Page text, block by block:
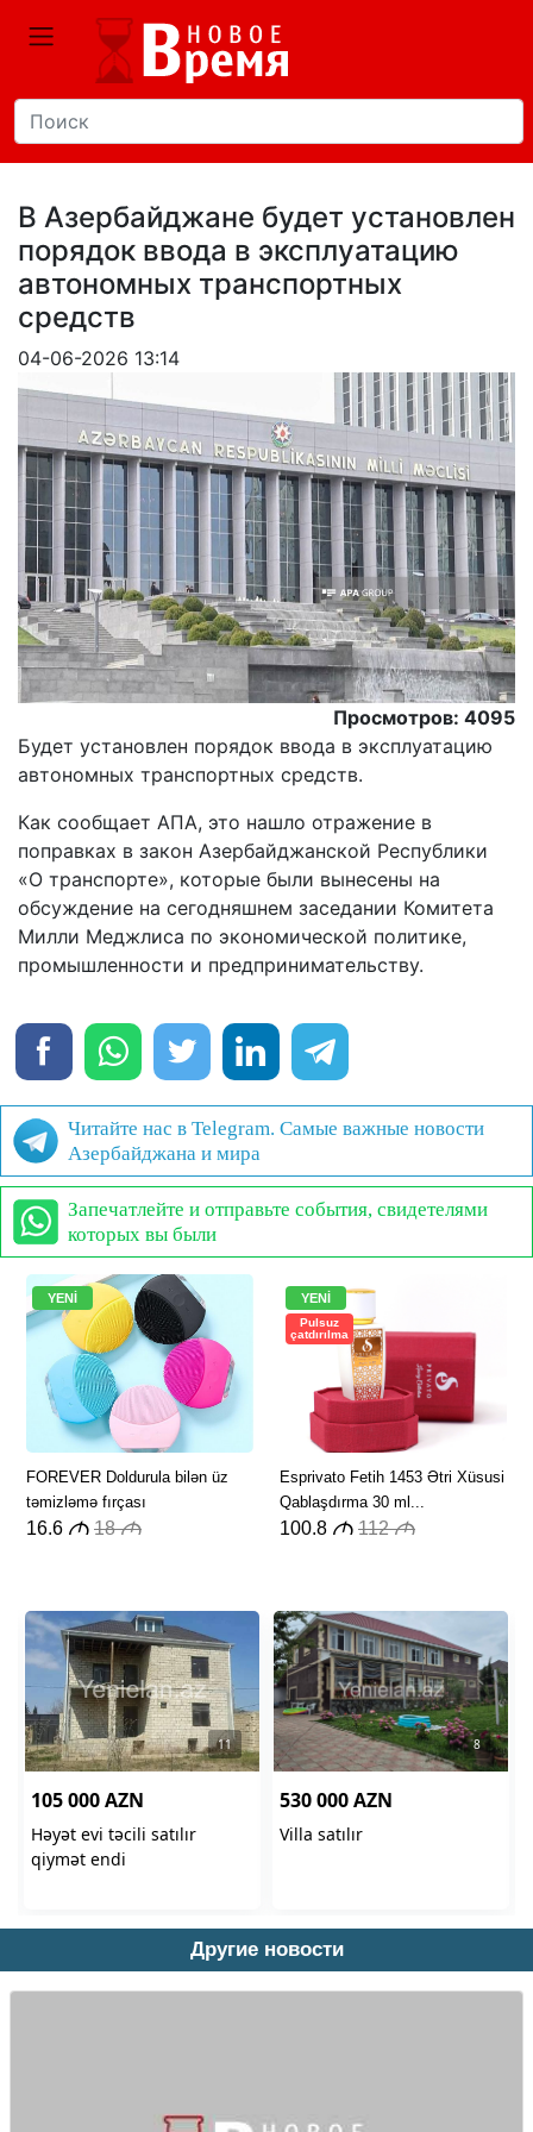
В Азербайджане будет установлен
порядок ввода в эксплуатацию
автономных транспортных
средств
04-06-2026 13:14
Просмотров: 4095
Будет установлен порядок ввода в эксплуатацию
автономных транспортных средств.
Как сообщает АПА, это нашло отражение в
поправках в закон Азербайджанской Республики
«О транспорте», которые были вынесены на
обсуждение на сегодняшнем заседании Комитета
Милли Меджлиса по экономической политике,
промышленности и предпринимательству.
Читайте нас в Telegram. Самые важные новости
Азербайджана и мира
Запечатлейте и отправьте события, свидетелями
которых вы были
Другие новости